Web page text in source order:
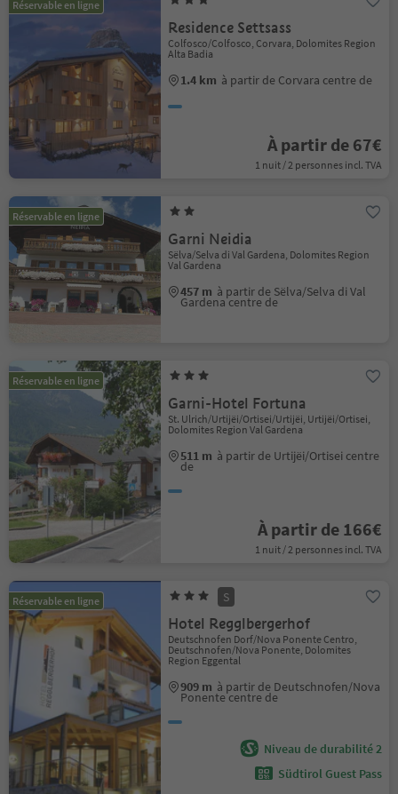
Réservable en ligne
Residence Settsass
Colfosco/Colfosco, Corvara, Dolomites Region
Alta Badia
1.4 km à partir de Corvara centre de
À partir de 67€
1 nuit / 2 personnes incl. TVA
Réservable en ligne
Garni Neidia
Sëlva/Selva di Val Gardena, Dolomites Region
Val Gardena
457 m à partir de Sëlva/Selva di Val
Gardena centre de
Réservable en ligne
Garni-Hotel Fortuna
St. Ulrich/Urtijëi/Ortisei/Urtijëi, Urtijëi/Ortisei,
Dolomites Region Val Gardena
511 m à partir de Urtijëi/Ortisei centre
de
À partir de 166€
1 nuit / 2 personnes incl. TVA
Réservable en ligne S
Hotel Regglbergerhof
Deutschnofen Dorf/Nova Ponente Centro,
Deutschnofen/Nova Ponente, Dolomites
Region Eggental
909 m à partir de Deutschnofen/Nova
Ponente centre de
Niveau de durabilité 2
Südtirol Guest Pass